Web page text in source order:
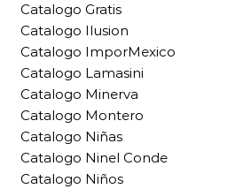
Catalogo Gratis
Catalogo Ilusion
Catalogo ImporMexico
Catalogo Lamasini
Catalogo Minerva
Catalogo Montero
Catalogo Niñas
Catalogo Ninel Conde
Catalogo Niños